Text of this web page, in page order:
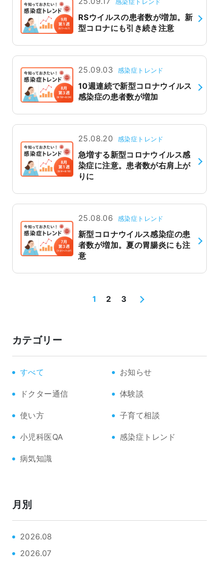
RSウイルスの患者数が増加。新
型コロナにも引き続き注意
25.09.03 感染症トレンド
10週連続で新型コロナウイルス
感染症の患者数が増加
25.08.20 感染症トレンド
急増する新型コロナウイルス感
染症に注意。患者数が右肩上が
りに
25.08.06 感染症トレンド
新型コロナウイルス感染症の患
者数が増加。夏の胃腸炎にも注
意
1 2 3
カテゴリー
すべて お知らせ
ドクター通信 体験談
使い方 子育て相談
小児科医QA 感染症トレンド
病気知識
月別
2026.08
2026.07